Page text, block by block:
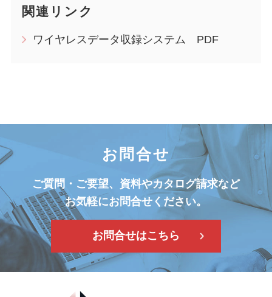
関連リンク
ワイヤレスデータ収録システム PDF
お問合せ
ご質問・ご要望、資料やカタログ請求など
お気軽にお問合せください。
お問合せはこちら